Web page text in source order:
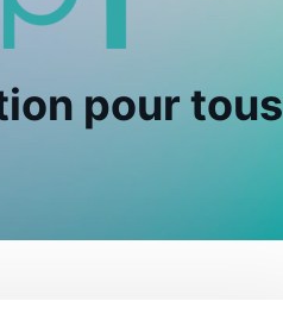
pour tous